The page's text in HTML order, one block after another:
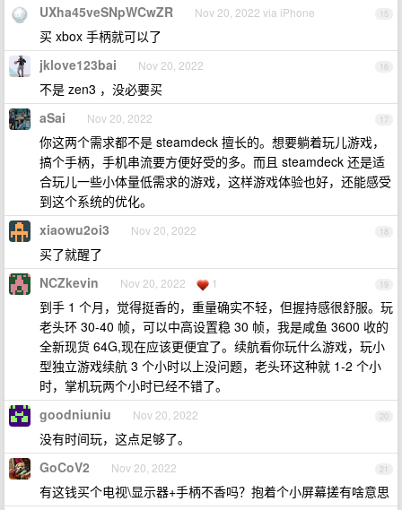
15
UXha45veSNpWCwZR Nov 20, 2022 via iPhone
买 xbox 手柄就可以了
16
jklove123bai Nov 20, 2022
不是 zen3 ，没必要买
17
aSai Nov 20, 2022
你这两个需求都不是 steamdeck 擅长的。想要躺着玩儿游戏，
搞个手柄，手机串流要方便好受的多。而且 steamdeck 还是适
合玩儿一些小体量低需求的游戏，这样游戏体验也好，还能感受
到这个系统的优化。
18
xiaowu2oi3 Nov 20, 2022
买了就醒了
19
NCZkevin Nov 20, 2022 1
到手 1 个月，觉得挺香的，重量确实不轻，但握持感很舒服。玩
老头环 30-40 帧，可以中高设置稳 30 帧，我是咸鱼 3600 收的
全新现货 64G,现在应该更便宜了。续航看你玩什么游戏，玩小
型独立游戏续航 3 个小时以上没问题，老头环这种就 1-2 个小
时，掌机玩两个小时已经不错了。
20
goodniuniu Nov 20, 2022
没有时间玩，这点足够了。
21
GoCoV2 Nov 20, 2022
有这钱买个电视\显示器+手柄不香吗？抱着个小屏幕搓有啥意思